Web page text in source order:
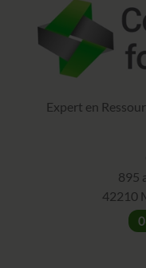
Expert en
895
42210